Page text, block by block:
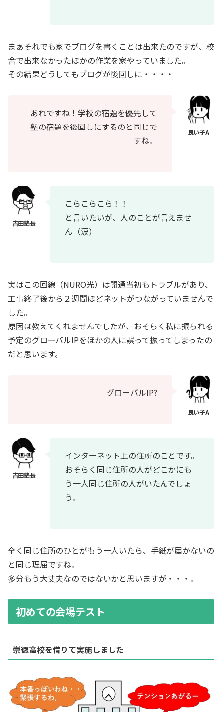
まぁそれでも家でブログを書くことは出来たのですが、校
舎で出来なかったほかの作業を家やっていました。
その結果どうしてもブログが後回しに・・・・
あれですね！学校の宿題を優先して
塾の宿題を後回しにするのと同じで
すね。
こらこらこら！！
と言いたいが、人のことが言えませ
ん（涙）
実はこの回線（NURO光）は開通当初もトラブルがあり、
工事終了後から２週間ほどネットがつながっていませんで
した。
原因は教えてくれませんでしたが、おそらく私に振られる
予定のグローバルIPをほかの人に誤って振ってしまったの
だと思います。
グローバルIP?
インターネット上の住所のことです。
おそらく同じ住所の人がどこかにも
う一人同じ住所の人がいたんでしょ
う。
全く同じ住所のひとがもう一人いたら、手紙が届かないの
と同じ理屈ですね。
多分もう大丈夫なのではないかと思いますが・・・。
初めての会場テスト
崇徳高校を借りて実施しました